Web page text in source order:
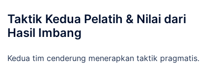
Taktik Kedua Pelatih & Nilai dari
Hasil Imbang
Kedua tim cenderung menerapkan taktik pragmatis.